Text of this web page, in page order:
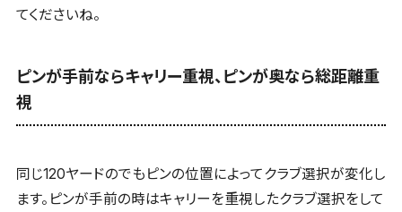
てくださいね。
ピンが手前ならキャリー重視、ピンが奥なら総距離重
視
同じ120ヤードのでもピンの位置によってクラブ選択が変化し
ます。ピンが手前の時はキャリーを重視したクラブ選択をして